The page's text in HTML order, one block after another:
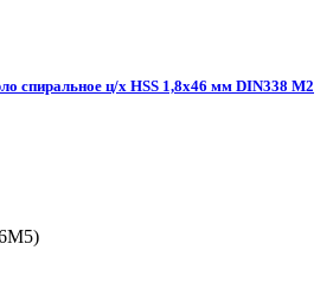
спиральное ц/х HSS 1,8х46 мм DIN338 М2